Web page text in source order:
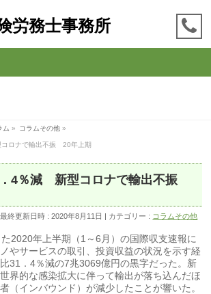
労務士事務所
ム » コラムその他 »
ロナで輸出不振 20年上期
4％減 新型コロナで輸出不振
最終更新日時 : 2020年8月11日 カテゴリー : コラムその他
2020年上半期（1～6月）の国際収支速報に
やサービスの取引、投資収益の状況を示す経
31．4％減の7兆3069億円の黒字だった。新
界的な感染拡大に伴って輸出が落ち込んだほ
（インバウンド）が減少したことが響いた。